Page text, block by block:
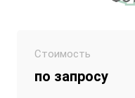
Стоимость
по запросу